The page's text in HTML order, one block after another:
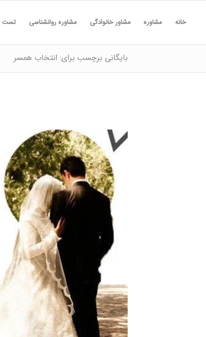
خانه مشاوره مشاور خانوادگی مشاوره روانشناسی تست
بایگانی برچسب برای: انتخاب همسر